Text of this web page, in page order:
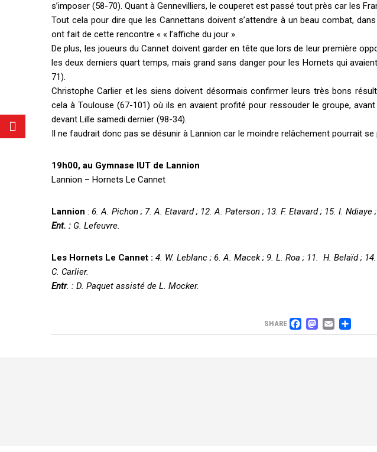
s’imposer (58-70). Quant à Gennevilliers, le couperet est passé tout près car les
Tout cela pour dire que les Cannettans doivent s’attendre à un beau combat,
ont fait de cette rencontre « « l’affiche du jour ».
De plus, les joueurs du Cannet doivent garder en tête que lors de leur première
les deux derniers quart temps, mais grand sans danger pour les Hornets qui
71).
Christophe Carlier et les siens doivent désormais confirmer leurs très bons
cela à Toulouse (67-101) où ils en avaient profité pour ressouder le groupe,
devant Lille samedi dernier (98-34).
Il ne faudrait donc pas se désunir à Lannion car le moindre relâchement pourrait se
19h00, au Gymnase IUT de Lannion
Lannion – Hornets Le Cannet
Lannion : 6. A. Pichon ; 7. A. Etavard ; 12. A. Paterson ; 13. F. Etavard ; 15. I. Ndiaye
Ent. : G. Lefeuvre.
Les Hornets Le Cannet : 4. W. Leblanc ; 6. A. Macek ; 9. L. Roa ; 11. H. Belaïd ;
C. Carlier.
Entr. : D. Paquet assisté de L. Mocker.
SHARE FACEBOOK
EMAIL